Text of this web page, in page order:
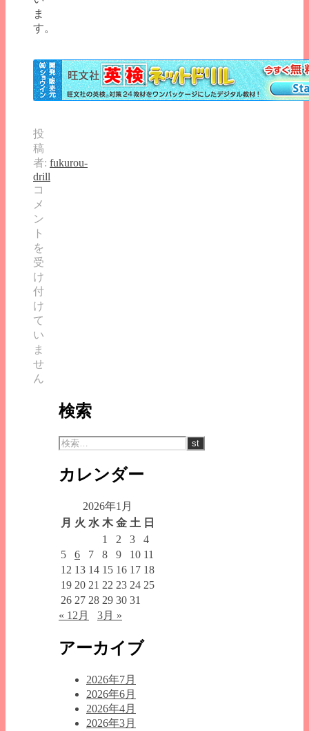
ま
す。
投
稿
者: fukurou-
drill
中
学
２
年
生
英
語
リ
ス
ニ
ン
グ
問
題
コ
メ
ン
ト
を
受
け
付
け
て
い
ま
せ
ん
検索
カレンダー
2026年1月
月 火 水 木 金 土 日
1
2 3
4
5
6 7 8 9 10 11
12 13 14 15 16 17 18
19 20 21 22 23 24 25
26 27 28 29 30 31
« 12月
3月 »
アーカイブ
2026年7月
2026年6月
2026年4月
2026年3月